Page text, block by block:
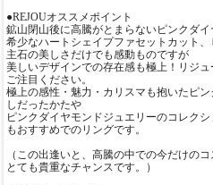
●REJOUオススメポイント
鉱山閉山後に高騰がとまらないピンクダイ
希少なハートシェイプファセットカット
主石の美しさだけでも感動ものですが
美しいデザインでの存在感も極上！リジ
ご注目ください。
極上の感性・魅力・カリスマも抱いたピ
しだったかたや
ピンクダイヤモンドジュエリーのコレク
もおすすめでのリングです。
（この出逢いと、高騰の中での今だけの
とても貴重なチャンスです。）